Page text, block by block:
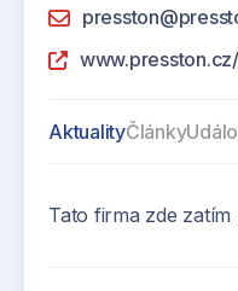
www.presston.cz/
AktualityČlánky
Tato firma zde zatím